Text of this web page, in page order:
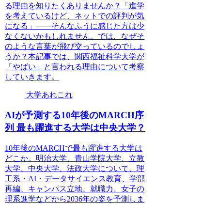
る理由を知りたくありませんか？「進学
を考えているけど、ネットでの評判が気
になる」——そんなふうに感じた方は少
なくないかもしれません。では、なぜそ
のような言葉が飛び交っているのでしょ
うか？本記事では、関西福祉科学大学が
「やばい」と言われる理由について考察
していきます。
大学あれこれ
AIが予測する10年後のMARCH序
列 最も躍進する大学は中央大学？
10年後のMARCHで最も躍進する大学は
どこか。明治大学、青山学院大学、立教
大学、中央大学、法政大学について、理
工系・AI・データサイエンス教育、学部
再編、キャンパス立地、就職力、女子の
理系進学などから2036年の姿を予測しま